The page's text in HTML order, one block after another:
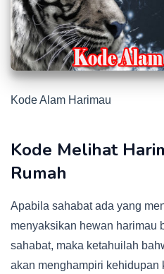
Kode Alam Harimau
Kode Melihat
Rumah
Apabila sahabat ada yang
menyaksikan hewan harimau
sahabat, maka ketahuilah
akan menghampiri kehidupan